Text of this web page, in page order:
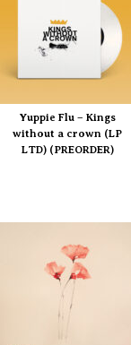
Yuppie Flu – Kings
without a crown (LP
LTD) (PREORDER)